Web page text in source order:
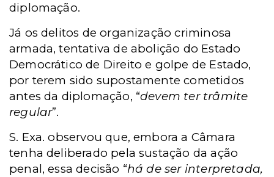
diplomação.
Já os delitos de organização criminosa
armada, tentativa de abolição do Estado
Democrático de Direito e golpe de Estado,
por terem sido supostamente cometidos
antes da diplomação, “devem ter trâmite
regular”.
S. Exa. observou que, embora a Câmara
tenha deliberado pela sustação da ação
penal, essa decisão “há de ser interpretada,